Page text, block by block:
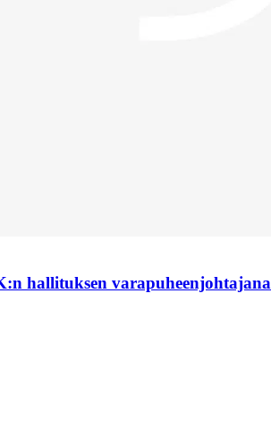
hallituksen varapuheenjohtajana